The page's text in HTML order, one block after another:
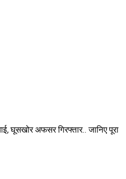
घूसखोर अफसर गिरफ्तार.. जानिए पूरा